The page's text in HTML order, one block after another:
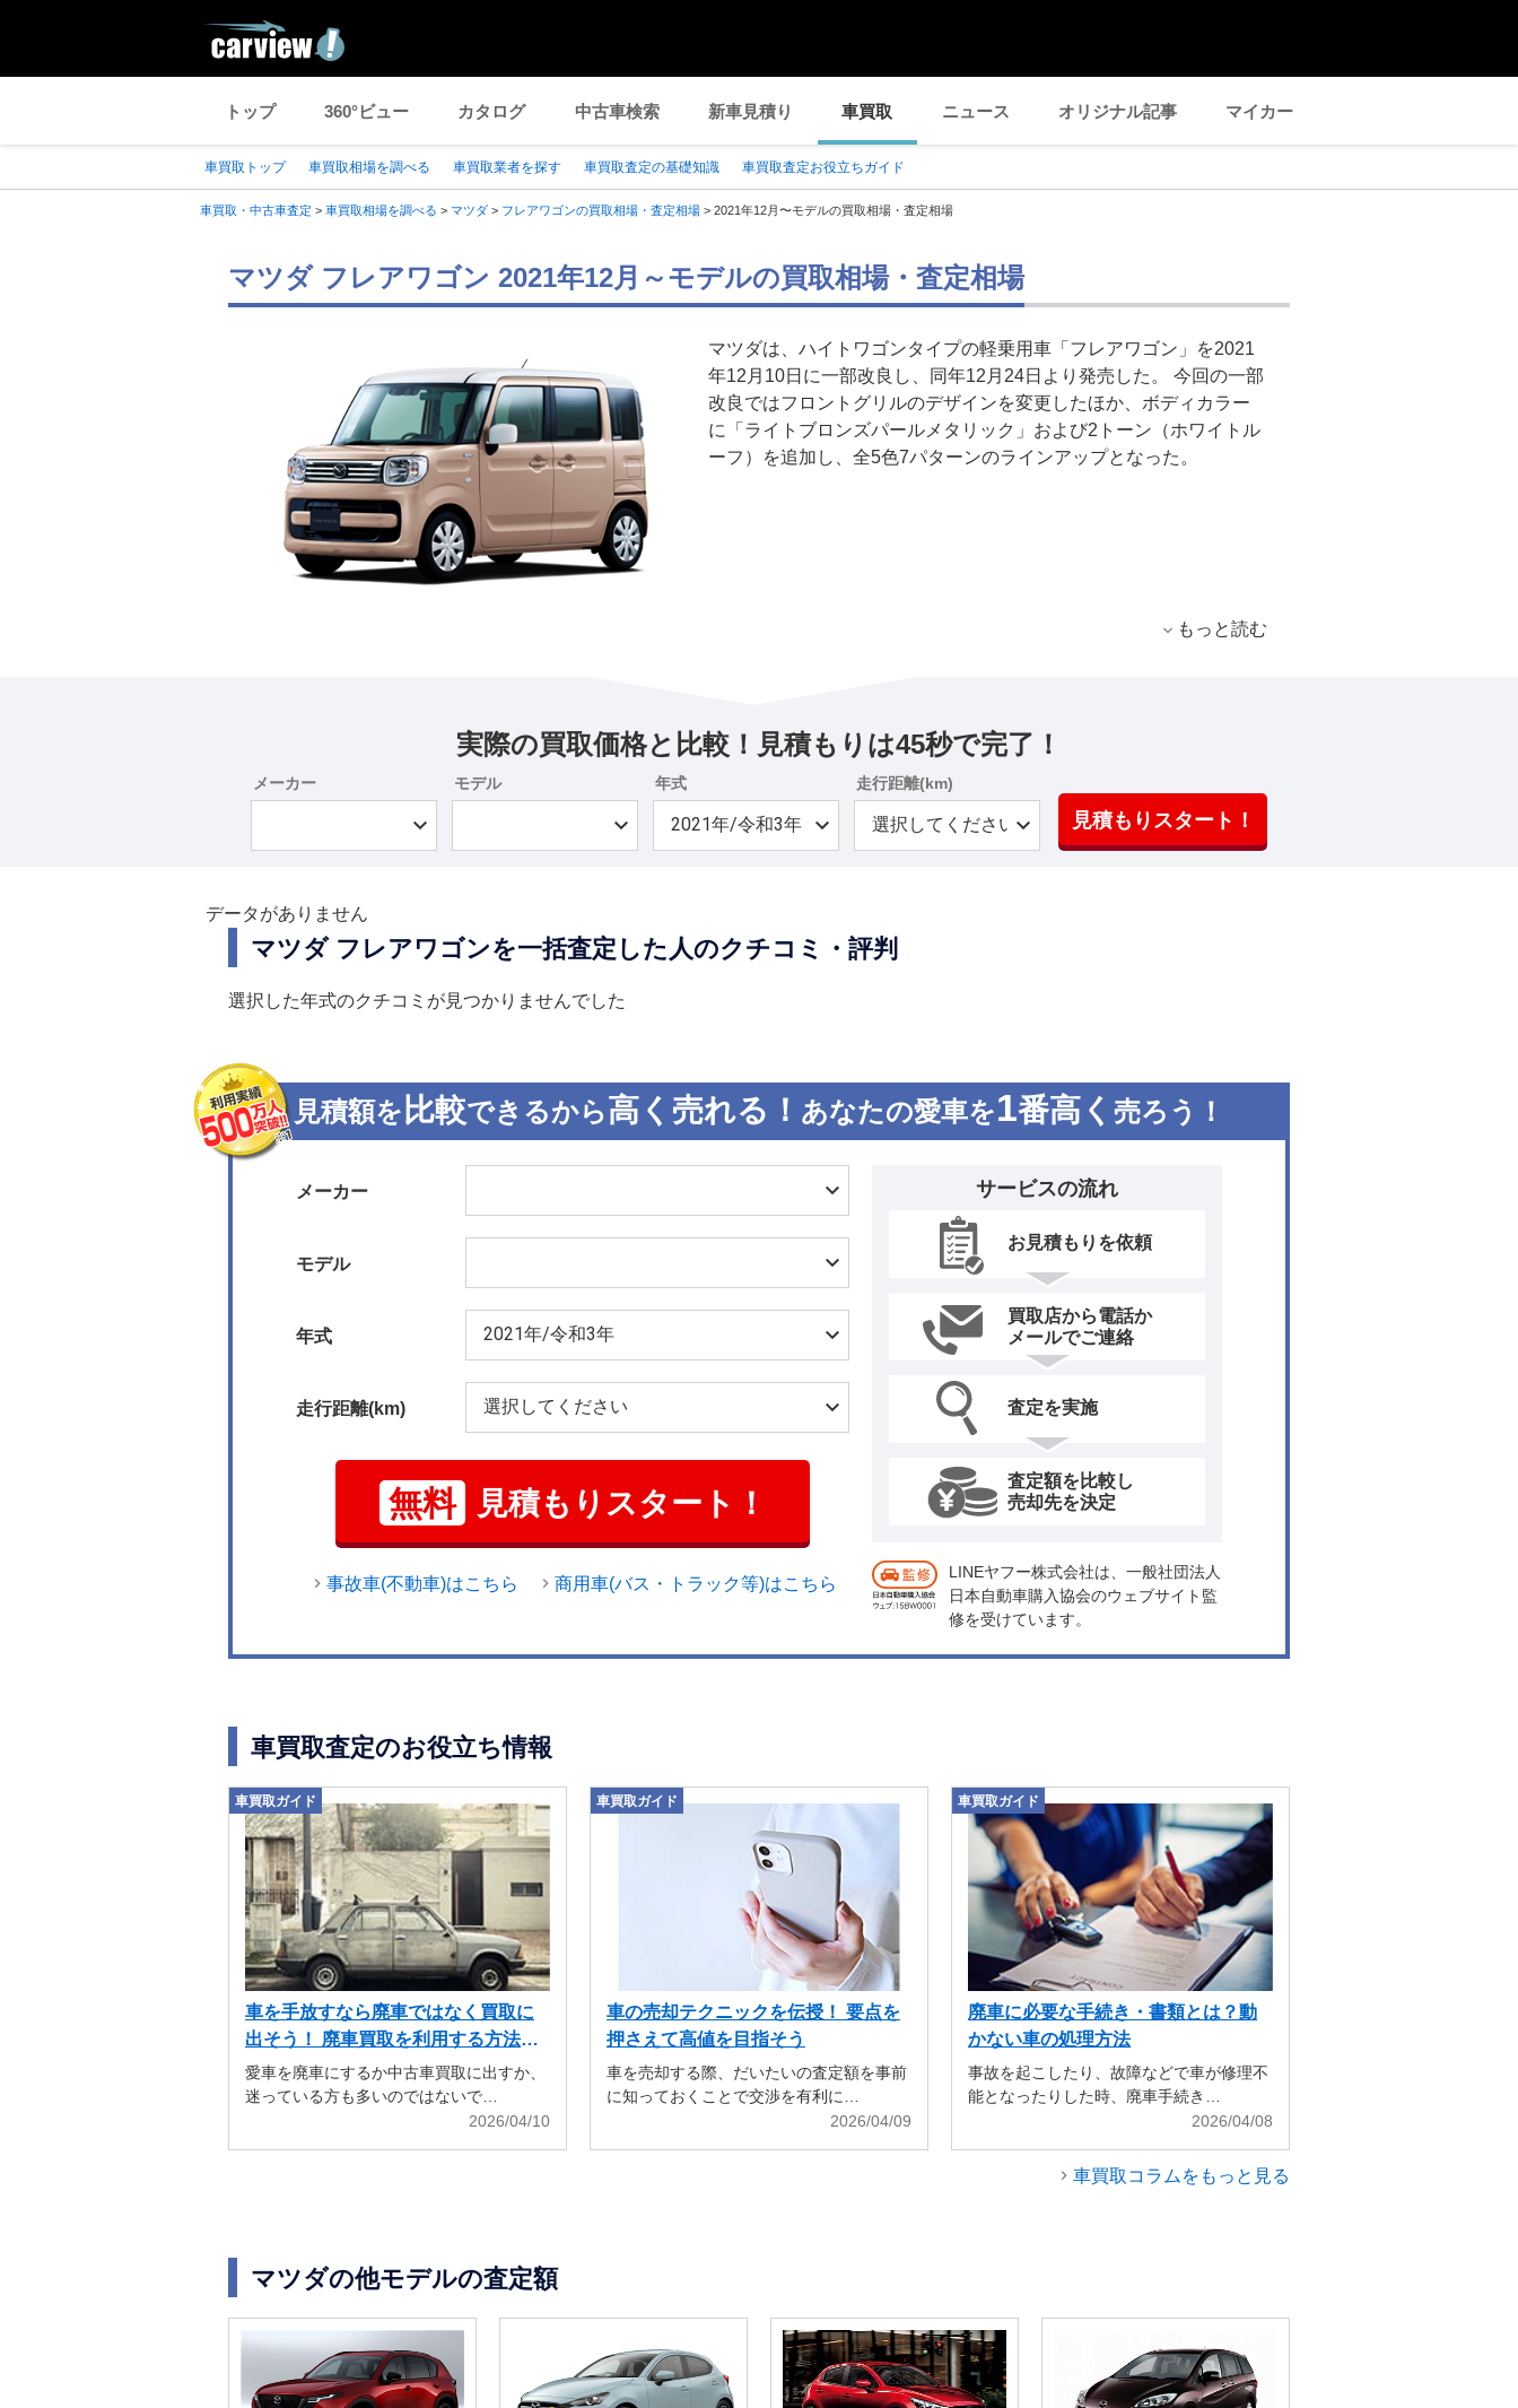
トップ 360°ビュー カタログ 中古車検索 新車見積り 車買取 ニュース オリジナル記事 マイカー
車買取トップ 車買取相場を調べる 車買取業者を探す 車買取査定の基礎知識 車買取査定お役立ちガイド
車買取・中古車査定 > 車買取相場を調べる > マツダ > フレアワゴンの買取相場・査定相場 > 2021年12月〜モデルの買取相場・査定相場
マツダ フレアワゴン 2021年12月～モデルの買取相場・査定相場
マツダは、ハイトワゴンタイプの軽乗用車「フレアワゴン」を2021
年12月10日に一部改良し、同年12月24日より発売した。 今回の一部
改良ではフロントグリルのデザインを変更したほか、ボディカラー
に「ライトブロンズパールメタリック」および2トーン（ホワイトル
ーフ）を追加し、全5色7パターンのラインアップとなった。
もっと読む
実際の買取価格と比較！見積もりは45秒で完了！
メーカー モデル 年式 走行距離(km)
見積もりスタート！
データがありません
マツダ フレアワゴンを一括査定した人のクチコミ・評判
選択した年式のクチコミが見つかりませんでした
見積額を 比較できるから高く売れる！ あなたの愛車を1番高く 売ろう！
メーカー
モデル
年式
走行距離(km)
無料 見積もりスタート！
事故車(不動車)はこちら 商用車(バス・トラック等)はこちら
サービスの流れ
お見積もりを依頼
買取店から電話か
メールでご連絡
査定を実施
査定額を比較し
売却先を決定
LINEヤフー株式会社は、一般社団法人
日本自動車購入協会のウェブサイト監
修を受けています。
車買取査定のお役立ち情報
車買取ガイド
車を手放すなら廃車ではなく買取に
出そう！ 廃車買取を利用する方法も
解説
愛車を廃車にするか中古車買取に出すか、
迷っている方も多いのではないで…
2026/04/10
車買取ガイド
車の売却テクニックを伝授！ 要点を
押さえて高値を目指そう
車を売却する際、だいたいの査定額を事前
に知っておくことで交渉を有利に…
2026/04/09
車買取ガイド
廃車に必要な手続き・書類とは？動
かない車の処理方法
事故を起こしたり、故障などで車が修理不
能となったりした時、廃車手続き…
2026/04/08
車買取コラムをもっと見る
マツダの他モデルの査定額